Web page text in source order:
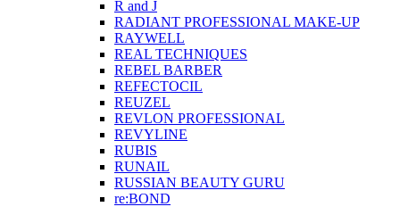
R and J
RADIANT PROFESSIONAL MAKE-UP
RAYWELL
REAL TECHNIQUES
REBEL BARBER
REFECTOCIL
REUZEL
REVLON PROFESSIONAL
REVYLINE
RUBIS
RUNAIL
RUSSIAN BEAUTY GURU
re:BOND